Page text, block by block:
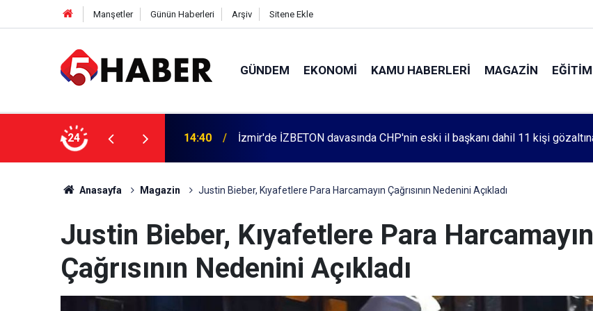
Manşetler Günün Haberleri Arşiv Sitene Ekle
GÜNDEM EKONOMI KAMU HABERLERI MAGAZIN EĞITIM
24
dahil 11 kişi gözaltına alındı 13:55 Cumartesi anneleri 1083. haftada Mehmet Özdemir için adalet aradı
Anasayfa Magazin Justin Bieber, Kıyafetlere Para Harcamayın Çağrısının Nedenini Açıkladı
Justin Bieber, Kıyafetlere Para Harcamayın
Çağrısının Nedenini Açıkladı